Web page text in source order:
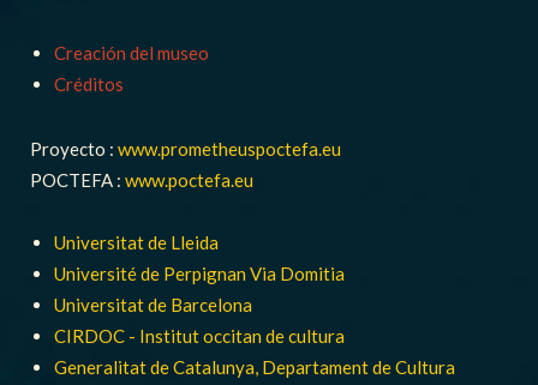
Creación del museo
Créditos
Proyecto : www.prometheuspoctefa.eu
POCTEFA : www.poctefa.eu
Universitat de Lleida
Université de Perpignan Via Domitia
Universitat de Barcelona
CIRDOC - Institut occitan de cultura
Generalitat de Catalunya, Departament de Cultura